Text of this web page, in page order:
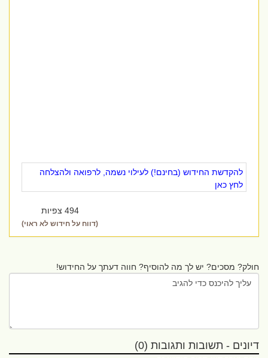
להקדשת החידוש (בחינם!) לעילוי נשמה, לרפואה ולהצלחה
לחץ כאן
494 צפיות
(דווח על חידוש לא ראוי)
חולק? מסכים? יש לך מה להוסיף? חווה דעתך על החידוש!
דיונים - תשובות ותגובות (0)